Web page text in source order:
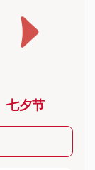
七夕节